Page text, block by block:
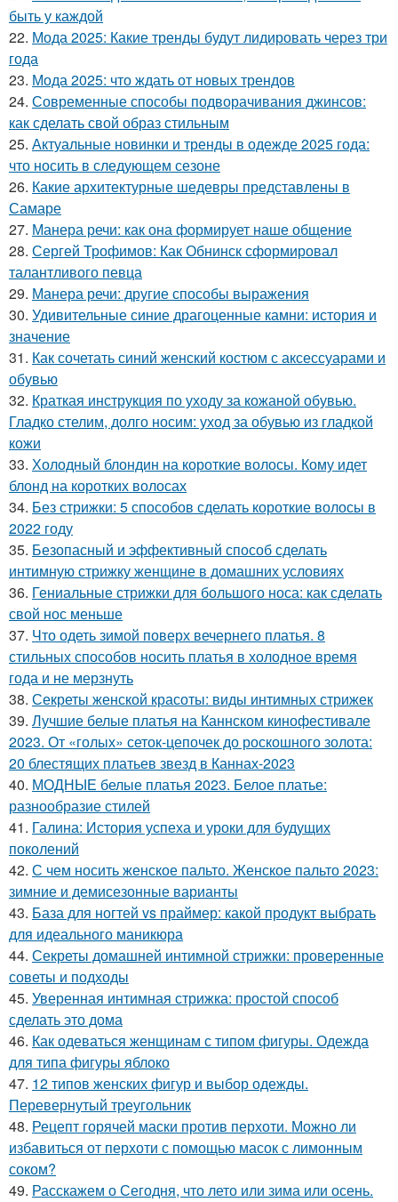
быть у каждой
22. Мода 2025: Какие тренды будут лидировать через три
года
23. Мода 2025: что ждать от новых трендов
24. Современные способы подворачивания джинсов:
как сделать свой образ стильным
25. Актуальные новинки и тренды в одежде 2025 года:
что носить в следующем сезоне
26. Какие архитектурные шедевры представлены в
Самаре
27. Манера речи: как она формирует наше общение
28. Сергей Трофимов: Как Обнинск сформировал
талантливого певца
29. Манера речи: другие способы выражения
30. Удивительные синие драгоценные камни: история и
значение
31. Как сочетать синий женский костюм с аксессуарами и
обувью
32. Краткая инструкция по уходу за кожаной обувью.
Гладко стелим, долго носим: уход за обувью из гладкой
кожи
33. Холодный блондин на короткие волосы. Кому идет
блонд на коротких волосах
34. Без стрижки: 5 способов сделать короткие волосы в
2022 году
35. Безопасный и эффективный способ сделать
интимную стрижку женщине в домашних условиях
36. Гениальные стрижки для большого носа: как сделать
свой нос меньше
37. Что одеть зимой поверх вечернего платья. 8
стильных способов носить платья в холодное время
года и не мерзнуть
38. Секреты женской красоты: виды интимных стрижек
39. Лучшие белые платья на Каннском кинофестивале
2023. От «голых» сеток-цепочек до роскошного золота:
20 блестящих платьев звезд в Каннах-2023
40. МОДНЫЕ белые платья 2023. Белое платье:
разнообразие стилей
41. Галина: История успеха и уроки для будущих
поколений
42. С чем носить женское пальто. Женское пальто 2023:
зимние и демисезонные варианты
43. База для ногтей vs праймер: какой продукт выбрать
для идеального маникюра
44. Секреты домашней интимной стрижки: проверенные
советы и подходы
45. Уверенная интимная стрижка: простой способ
сделать это дома
46. Как одеваться женщинам с типом фигуры. Одежда
для типа фигуры яблоко
47. 12 типов женских фигур и выбор одежды.
Перевернутый треугольник
48. Рецепт горячей маски против перхоти. Можно ли
избавиться от перхоти с помощью масок с лимонным
соком?
49. Расскажем о Сегодня, что лето или зима или осень.